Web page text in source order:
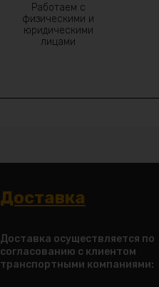
Работаем с
физическими и
юридическими
лицами
Доставка
Доставка осуществляется по
согласованию с клиентом
транспортными компаниями: